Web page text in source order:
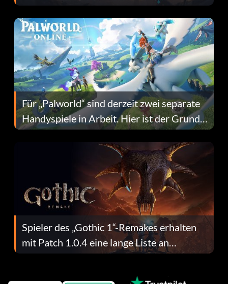
Fans Are Hopeful
Für „Palworld“ sind derzeit zwei separate
Handyspiele in Arbeit. Hier ist der Grund
dafür.
Spieler des „Gothic 1“-Remakes erhalten
mit Patch 1.0.4 eine lange Liste an
Fehlerbehebungen